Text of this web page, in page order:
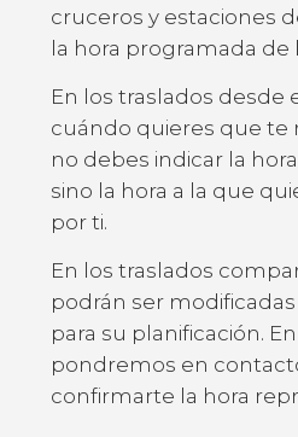
cruceros y estaciones
la hora programada de
En los traslados desde
cuándo quieres que te
no debes indicar la
sino la hora a la que
por ti.
En los traslados
podrán ser
para su planificación.
pondremos en
confirmarte la hora